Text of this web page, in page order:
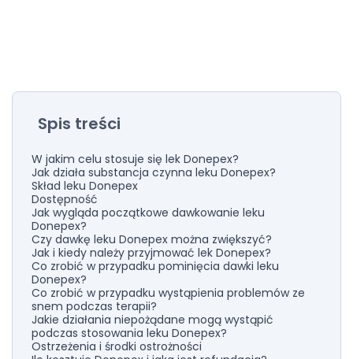
Spis treści
W jakim celu stosuje się lek Donepex?
Jak działa substancja czynna leku Donepex?
Skład leku Donepex
Dostępność
Jak wygląda początkowe dawkowanie leku
Donepex?
Czy dawkę leku Donepex można zwiększyć?
Jak i kiedy należy przyjmować lek Donepex?
Co zrobić w przypadku pominięcia dawki leku
Donepex?
Co zrobić w przypadku wystąpienia problemów ze
snem podczas terapii?
Jakie działania niepożądane mogą wystąpić
podczas stosowania leku Donepex?
Ostrzeżenia i środki ostrożności